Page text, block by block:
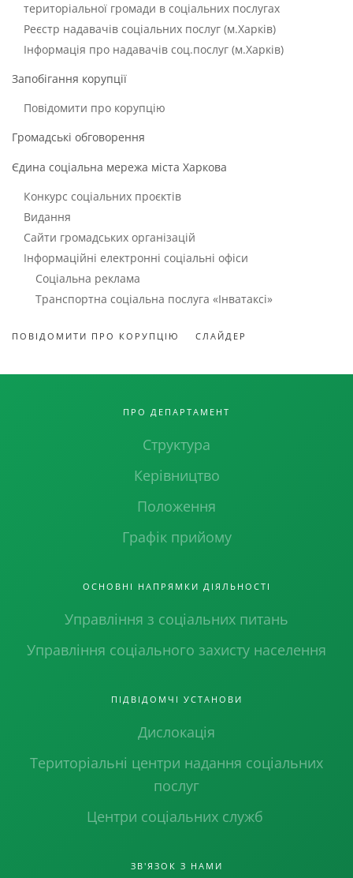
територіальної громади в соціальних послугах
Реєстр надавачів соціальних послуг (м.Харків)
Інформація про надавачів соц.послуг (м.Харків)
Запобігання корупції
Повідомити про корупцію
Громадські обговорення
Єдина соціальна мережа міста Харкова
Конкурс соціальних проєктів
Видання
Сайти громадських організацій
Інформаційні електронні соціальні офіси
Соціальна реклама
Транспортна соціальна послуга «Інватаксі»
ПОВІДОМИТИ ПРО КОРУПЦІЮ СЛАЙДЕР
ПРО ДЕПАРТАМЕНТ
Структура
Керівництво
Положення
Графік прийому
ОСНОВНІ НАПРЯМКИ ДІЯЛЬНОСТІ
Управління з соціальних питань
Управління соціального захисту населення
ПІДВІДОМЧІ УСТАНОВИ
Дислокація
Територіальні центри надання соціальних
послуг
Центри соціальних служб
ЗВ'ЯЗОК З НАМИ